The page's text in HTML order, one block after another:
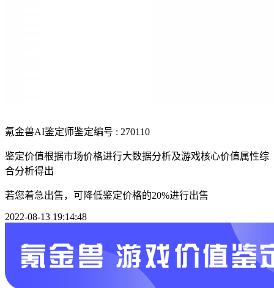
氪金兽AI鉴定师鉴定编号 : 270110
鉴定价值根据市场价格进行大数据分析及游戏核心价值属性综
合分析得出
若您着急出售，可降低鉴定价格的20%进行出售
2022-08-13 19:14:48